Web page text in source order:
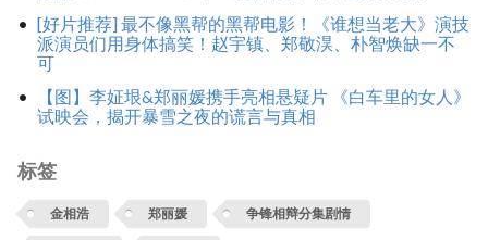
[好片推荐] 最不像黑帮的黑帮电影！《谁想当老大》演技
派演员们用身体搞笑！赵宇镇、郑敬淏、朴智焕缺一不
可
【图】李姃垠&郑丽媛携手亮相悬疑片 《白车里的女人》
试映会，揭开暴雪之夜的谎言与真相
标签
金相浩 郑丽媛 争锋相辩分集剧情